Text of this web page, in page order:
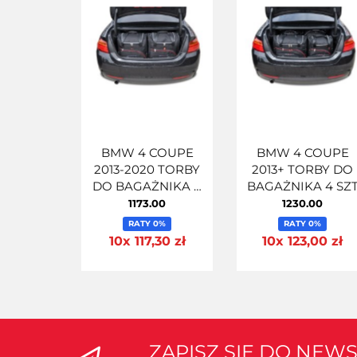
BMW 4 COUPE
2013-2020 TORBY
DO BAGAŻNIKA 4
SZT
1173.00
RATY 0%
10x 117,30 zł
BMW 4 COUPE
2013+ TORBY DO
BAGAŻNIKA 4
1230.00
RATY 0%
10x 123,00 zł
ZAPISZ SIĘ DO